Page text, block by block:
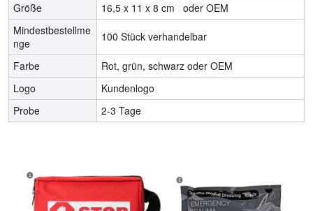
Größe
16,5 x 11 x 8 cm oder OEM
Mindestbestellme
nge
100 Stück verhandelbar
Farbe
Rot, grün, schwarz oder OEM
Logo
Kundenlogo
Probe
2-3 Tage